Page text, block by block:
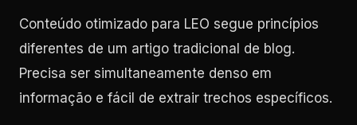
Conteúdo otimizado para LEO segue princípios
diferentes de um artigo tradicional de blog.
Precisa ser simultaneamente denso em
informação e fácil de extrair trechos específicos.